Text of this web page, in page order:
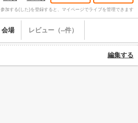
参加する(した)を登録すると、マイページでライブを管理できます
会場 レビュー（--件）
編集する